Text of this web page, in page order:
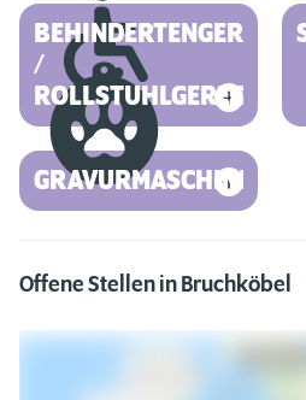
BEHINDERTENGERECHT
/
ROLLSTUHLGERECHT
GRAVURMASCHINE
Offene Stellen in Bruchköbel